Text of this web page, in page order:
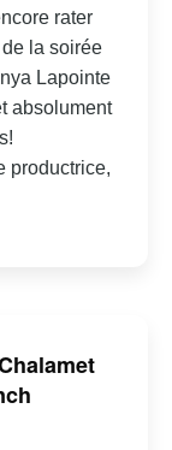
rater
la soirée
Lapointe
absolument
productrice,